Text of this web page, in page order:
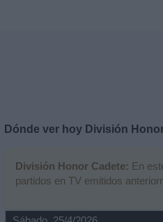
Dónde ver hoy División
División Honor Cadete: En
partidos en TV emitidos